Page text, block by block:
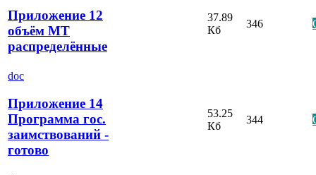
Приложение 12
объём МТ
распределённые
37.89
Кб
346
doc
Приложение 14
Программа гос.
заимствований -
готово
53.25
Кб
344